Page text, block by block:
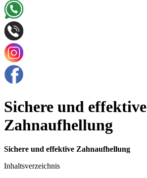
Sichere und effektive
Zahnaufhellung
Sichere und effektive Zahnaufhellung
Inhaltsverzeichnis